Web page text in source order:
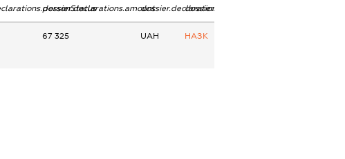
dossier.declarations.amountdossier.declarations.currency
dossier.declarations.source
67 325 UAH НАЗК